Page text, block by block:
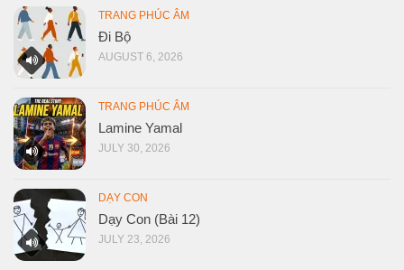
TRANG PHÚC ÂM
Đi Bộ
AUGUST 6, 2026
TRANG PHÚC ÂM
Lamine Yamal
JULY 30, 2026
DẠY CON
Dạy Con (Bài 12)
JULY 23, 2026